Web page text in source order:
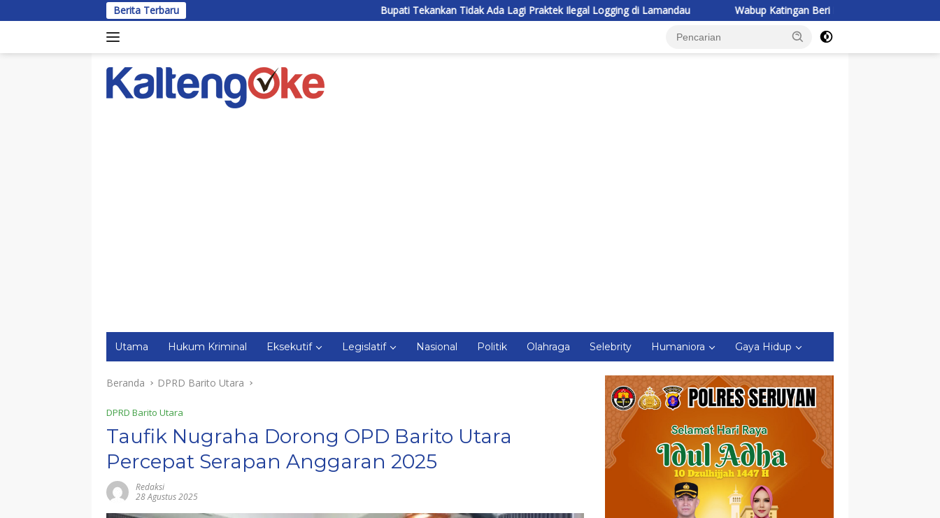
ke
Berita Terbaru Bupati Tekankan Tidak Ada Lagi Praktek Ilegal Logging di Lamandau Wabup Katingan Beri Pembekalan Kontingen Jambore
Utama Hukum Kriminal Eksekutif Legislatif Nasional Politik Olahraga Selebrity Humaniora Gaya Hidup
Beranda DPRD Barito Utara
DPRD Barito Utara
Taufik Nugraha Dorong OPD Barito Utara
Percepat Serapan Anggaran 2025
Redaksi
28 Agustus 2025